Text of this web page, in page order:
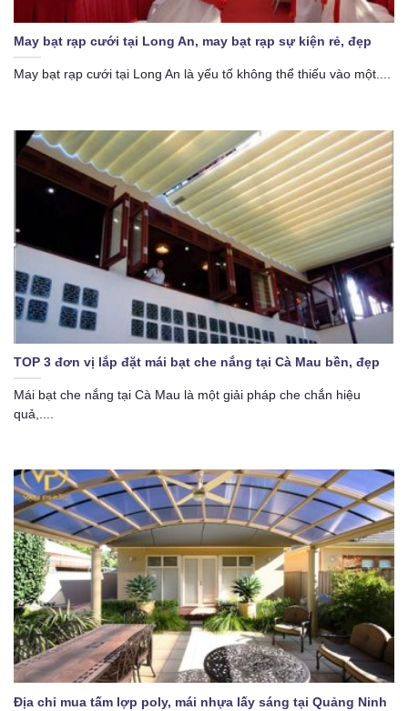
May bạt rạp cưới tại Long An, may bạt rạp sự kiện rẻ, đẹp
May bạt rạp cưới tại Long An là yếu tố không thể thiếu vào một....
TOP 3 đơn vị lắp đặt mái bạt che nắng tại Cà Mau bền, đẹp
Mái bạt che nắng tại Cà Mau là một giải pháp che chắn hiệu
quả,....
Địa chỉ mua tấm lợp poly, mái nhựa lấy sáng tại Quảng Ninh